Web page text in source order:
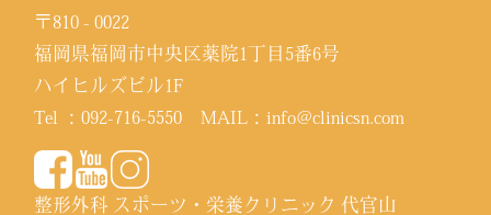
〒810 - 0022
福岡県福岡市中央区薬院1丁目5番6号
ハイヒルズビル1F
Tel ：092-716-5550 MAIL：info@clinicsn.com
整形外科 スポーツ・栄養クリニック 代官山